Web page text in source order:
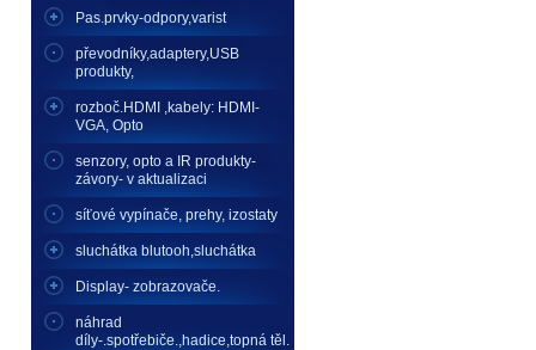
Pas.prvky-odpory,varist
převodníky,adaptery,USB
produkty,
rozboč.HDMI ,kabely: HDMI-
VGA, Opto
senzory, opto a IR produkty-
závory- v aktualizaci
síťové vypínače, prehy, izostaty
sluchátka blutooh,sluchátka
Display- zobrazovače.
náhrad
díly-.spotřebiče.,hadice,topná těl.